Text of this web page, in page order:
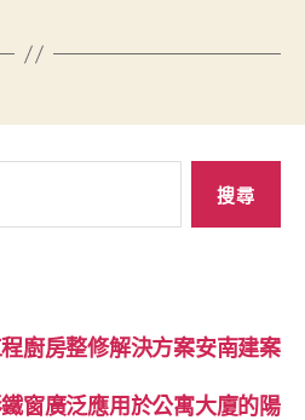
廚房整修解決方案安南建案
窗廣泛應用於公寓大廈的陽